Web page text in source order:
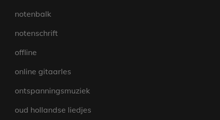
notenbalk
notenschrift
offline
online gitaarles
ontspanningsmuziek
oud hollandse liedjes